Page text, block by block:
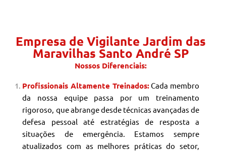
Empresa de Vigilante Jardim das
Maravilhas Santo André SP
Nossos Diferenciais:
Profissionais Altamente Treinados:Cada membro
da nossa equipe passa por um treinamento
rigoroso, que abrange desde técnicas avançadas de
defesa pessoal até estratégias de resposta a
situações de emergência. Estamos sempre
atualizados com as melhores práticas do setor,